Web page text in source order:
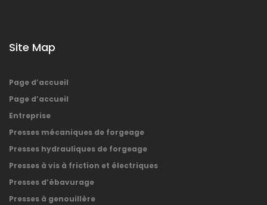
Site Map
Page d’accueil
Page d’accueil
Entreprise
Presses mécaniques de forgeage
Presses hydrauliques de forgeage
Presses à vis à friction et électriques
Presses d’ébavurage
Presses à genouillère